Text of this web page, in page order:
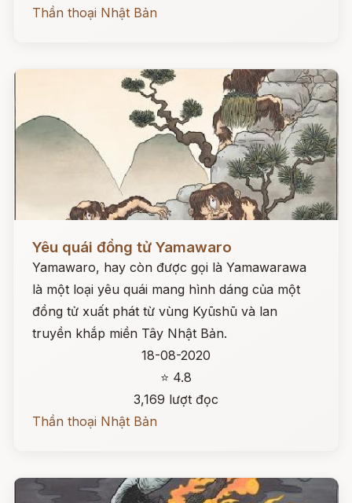
Thần thoại Nhật Bản
Yêu quái đồng tử Yamawaro
Yamawaro, hay còn được gọi là Yamawarawa
là một loại yêu quái mang hình dáng của một
đồng tử xuất phát từ vùng Kyūshū và lan
truyền khắp miền Tây Nhật Bản.
18-08-2020
⭐ 4.8
3,169 lượt đọc
Thần thoại Nhật Bản